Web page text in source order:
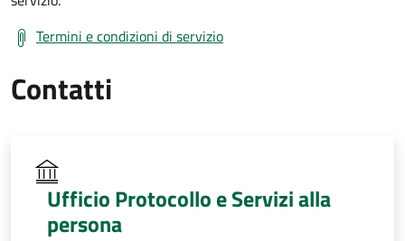
Termini e condizioni di servizio
Contatti
Ufficio Protocollo e Servizi alla
persona